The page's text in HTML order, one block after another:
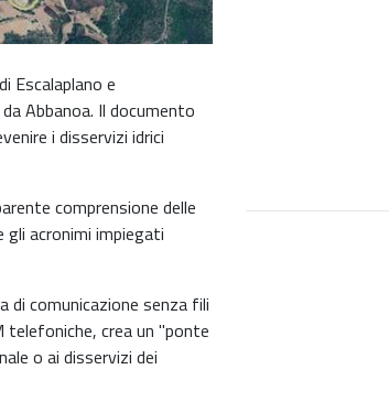
Escalaplano e
Abbanoa. Il documento
i disservizi idrici
comprensione delle
acronimi impiegati
di comunicazione senza fili
telefoniche, crea un "ponte
o ai disservizi dei